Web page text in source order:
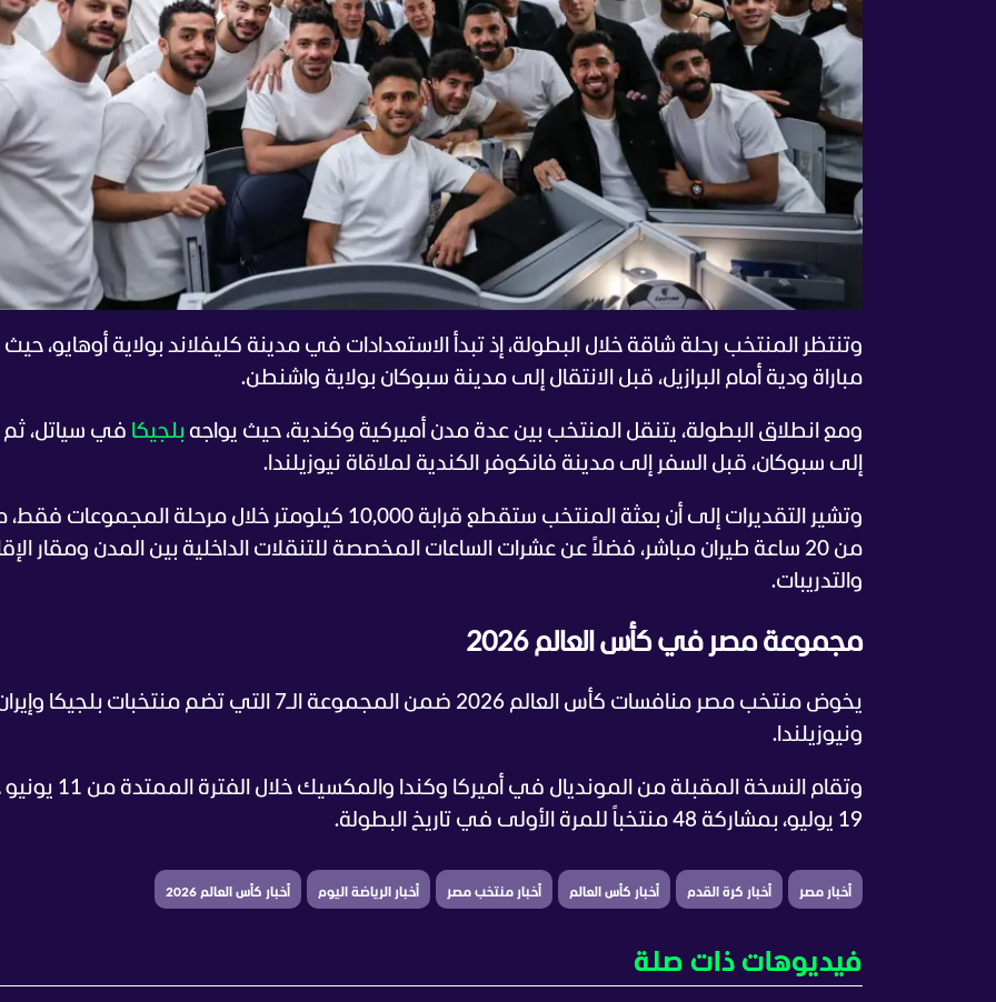
وتنتظر المنتخب رحلة شاقة خلال البطولة، إذ تبدأ الاستعدادات في مدينة كليفلاند بولاية أوهايو،
مباراة ودية أمام البرازيل، قبل الانتقال إلى مدينة سبوكان بولاية واشنطن.
ومع انطلاق البطولة، يتنقل المنتخب بين عدة مدن أميركية وكندية، حيث يواجه بلجيكا في سياتل، ثم
إلى سبوكان، قبل السفر إلى مدينة فانكوفر الكندية لملاقاة نيوزيلندا.
وتشير التقديرات إلى أن بعثة المنتخب ستقطع قرابة 10,000 كيلومتر خلال مرحلة
من 20 ساعة طيران مباشر، فضلاً عن عشرات الساعات المخصصة للتنقلات الداخلية بين المدن ومقار
والتدريبات.
مجموعة مصر في كأس العالم 2026
يخوض منتخب مصر منافسات كأس العالم 2026 ضمن المجموعة الـ7 التي تضم منتخبات بلجيكا
ونيوزيلندا.
وتقام النسخة المقبلة من المونديال في أميركا
19 يوليو، بمشاركة 48 منتخباً للمرة الأولى في تاريخ البطولة.
أخبار مصر أخبار كرة القدم أخبار كأس العالم أخبار منتخب مصر أخبار الرياضة اليوم أخبار كأس العالم 2026
فيديوهات ذات صلة